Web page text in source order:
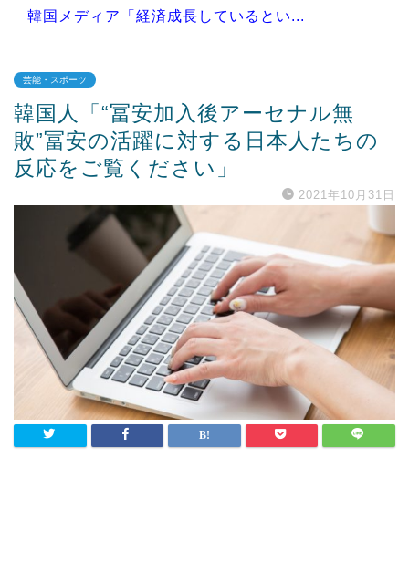
韓国メディア「経済成長しているとい...
Powered by livedoor 相互RSS
芸能・スポーツ
韓国人「“冨安加入後アーセナル無
敗”冨安の活躍に対する日本人たちの
反応をご覧ください」
2021年10月31日